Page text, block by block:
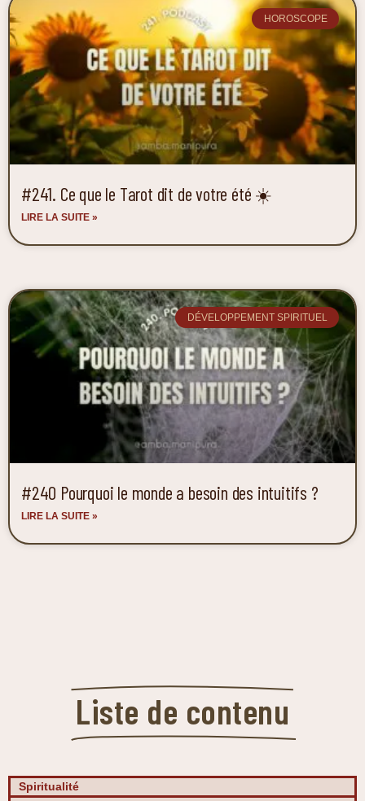
HOROSCOPE
#241. Ce que le Tarot dit de votre été ☀️
LIRE LA SUITE »
DÉVELOPPEMENT SPIRITUEL
#240 Pourquoi le monde a besoin des intuitifs ?
LIRE LA SUITE »
Liste de contenu
Spiritualité